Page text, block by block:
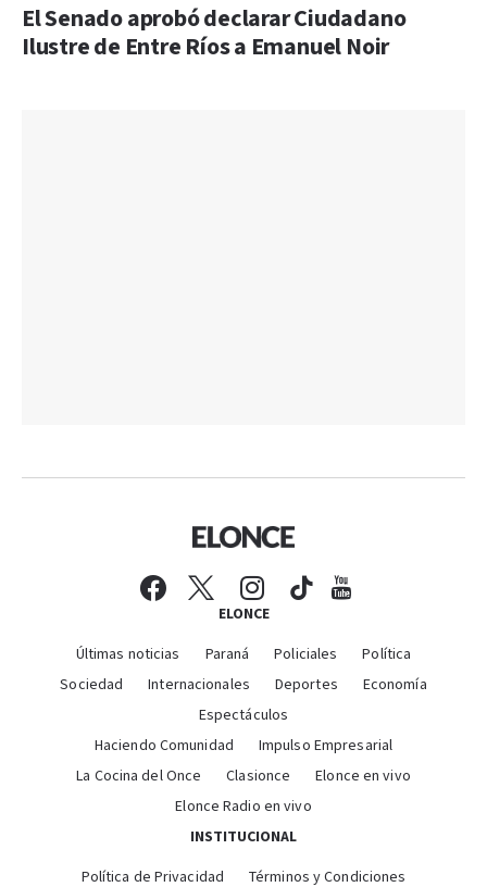
El Senado aprobó declarar Ciudadano
Ilustre de Entre Ríos a Emanuel Noir
ELONCE
Últimas noticias Paraná Policiales
Política
Sociedad
Internacionales Deportes
Economía
Espectáculos
Haciendo Comunidad
Impulso Empresarial
La Cocina del Once
Clasionce
Elonce en vivo
Elonce Radio en vivo
INSTITUCIONAL
Política de Privacidad Términos y Condiciones